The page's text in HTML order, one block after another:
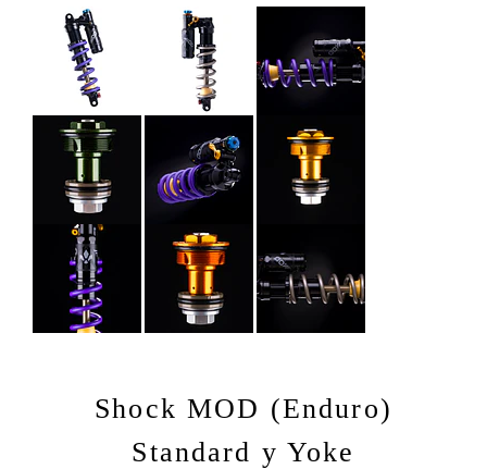
Shock MOD (Enduro)
Standard y Yoke